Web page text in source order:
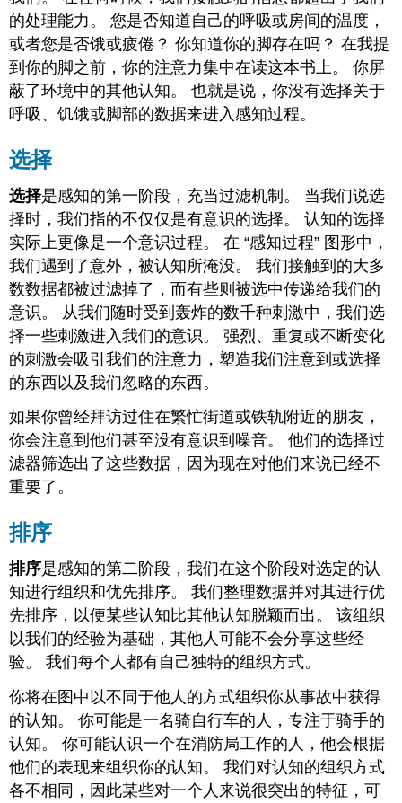
的处理能力。 您是否知道自己的呼吸或房间的温度，
或者您是否饿或疲倦？ 你知道你的脚存在吗？ 在我提
到你的脚之前，你的注意力集中在读这本书上。 你屏
蔽了环境中的其他认知。 也就是说，你没有选择关于
呼吸、饥饿或脚部的数据来进入感知过程。
选择
选择是感知的第一阶段，充当过滤机制。 当我们说选
择时，我们指的不仅仅是有意识的选择。 认知的选择
实际上更像是一个意识过程。 在 “感知过程” 图形中，
我们遇到了意外，被认知所淹没。 我们接触到的大多
数数据都被过滤掉了，而有些则被选中传递给我们的
意识。 从我们随时受到轰炸的数千种刺激中，我们选
择一些刺激进入我们的意识。 强烈、重复或不断变化
的刺激会吸引我们的注意力，塑造我们注意到或选择
的东西以及我们忽略的东西。
如果你曾经拜访过住在繁忙街道或铁轨附近的朋友，
你会注意到他们甚至没有意识到噪音。 他们的选择过
滤器筛选出了这些数据，因为现在对他们来说已经不
重要了。
排序
排序是感知的第二阶段，我们在这个阶段对选定的认
知进行组织和优先排序。 我们整理数据并对其进行优
先排序，以便某些认知比其他认知脱颖而出。 该组织
以我们的经验为基础，其他人可能不会分享这些经
验。 我们每个人都有自己独特的组织方式。
你将在图中以不同于他人的方式组织你从事故中获得
的认知。 你可能是一名骑自行车的人，专注于骑手的
认知。 你可能认识一个在消防局工作的人，他会根据
他们的表现来组织你的认知。 我们对认知的组织方式
各不相同，因此某些对一个人来说很突出的特征，可